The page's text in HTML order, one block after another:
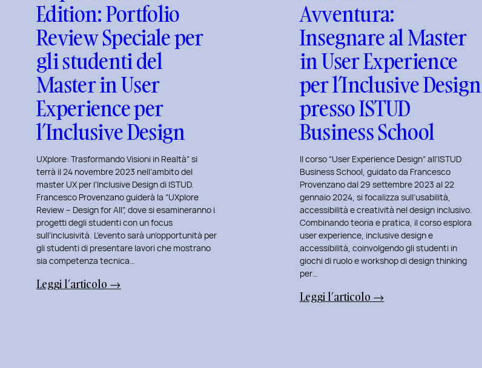
design
e
Accessibility.
Politecnico
di
Torino
Edition: Portfolio
Review Speciale per
gli studenti del
Master in User
Experience per
l’Inclusive Design
UXplore: Trasformando Visioni in Realtà” si
terrà il 24 novembre 2023 nell’ambito del
master UX per l’Inclusive Design di ISTUD.
Francesco Provenzano guiderà la “UXplore
Review – Design for All”, dove si esamineranno i
progetti degli studenti con un focus
sull’inclusività. L’evento sarà un’opportunità per
gli studenti di presentare lavori che mostrano
sia competenza tecnica…
Leggi l’articolo →
Avventura:
Insegnare al Master
in User Experience
per l’Inclusive Design
presso ISTUD
Business School
Il corso “User Experience Design” all’ISTUD
Business School, guidato da Francesco
Provenzano dal 29 settembre 2023 al 22
gennaio 2024, si focalizza sull’usabilità,
accessibilità e creatività nel design inclusivo.
Combinando teoria e pratica, il corso esplora
user experience, inclusive design e
accessibilità, coinvolgendo gli studenti in
giochi di ruolo e workshop di design thinking
per…
Leggi l’articolo →: